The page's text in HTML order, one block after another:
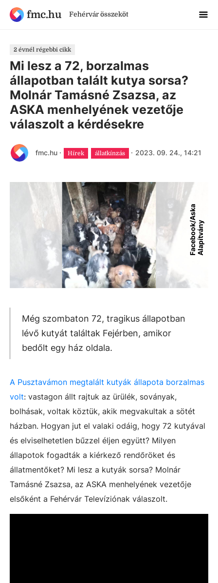
fmc.hu Fehérvár összeköt
2 évnél régebbi cikk
Mi lesz a 72, borzalmas
állapotban talált kutya sorsa?
Molnár Tamásné Zsazsa, az
ASKA menhelyének vezetője
válaszolt a kérdésekre
fmc.hu · Hírek állatkínzás · 2023. 09. 24., 14:21
F
a
c
e
b
o
o
k/
A
s
k
a
A
l
a
p
í
t
v
á
ny
Még szombaton 72, tragikus állapotban
lévő kutyát találtak Fejérben, amikor
bedőlt egy ház oldala.
A Pusztavámon megtalált kutyák állapota borzalmas
volt: vastagon állt rajtuk az ürülék, soványak,
bolhásak, voltak köztük, akik megvakultak a sötét
házban. Hogyan jut el valaki odáig, hogy 72 kutyával
és elviselhetetlen bűzzel éljen együtt? Milyen
állapotok fogadták a kiérkező rendőröket és
állatmentőket? Mi lesz a kutyák sorsa? Molnár
Tamásné Zsazsa, az ASKA menhelyének vezetője
elsőként a Fehérvár Televíziónak válaszolt.